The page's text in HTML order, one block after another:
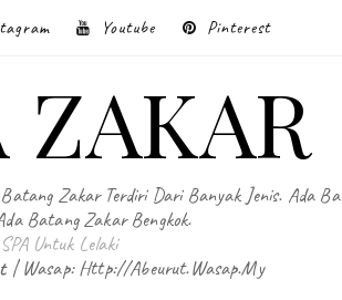
Youtube Pinterest
ZAKAR
Zakar Terdiri Dari Banyak Jenis. Ada
Batang Zakar Bengkok.
SPA Untuk Lelaki
| Wasap: Http://abeurut.wasap.my